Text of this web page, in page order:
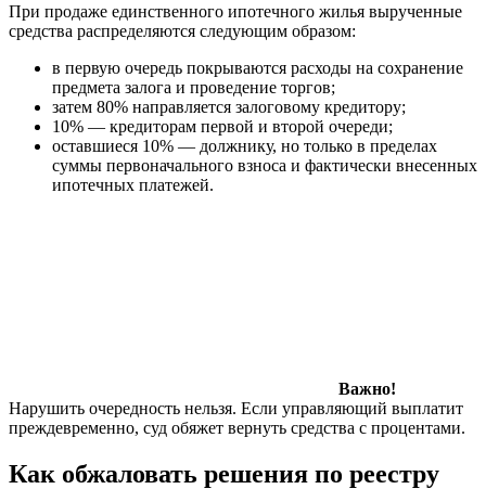
При продаже единственного ипотечного жилья вырученные
средства распределяются следующим образом:
в первую очередь покрываются расходы на сохранение
предмета залога и проведение торгов;
затем 80% направляется залоговому кредитору;
10% — кредиторам первой и второй очереди;
оставшиеся 10% — должнику, но только в пределах
суммы первоначального взноса и фактически внесенных
ипотечных платежей.
Важно!
Нарушить очередность нельзя. Если управляющий выплатит
преждевременно, суд обяжет вернуть средства с процентами.
Как обжаловать решения по реестру